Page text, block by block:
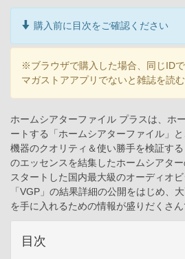
購入前に目次をご確認ください
※ブラウザで購入した場合、同じID
マガストアアプリでないと雑誌を読
ホームシアターファイル プラスは、ホ
ートする「ホームシアターファイル」
機器のクオリティ＆使い勝手を検証す
のエッセンスを結集したホームシアタ
スタートした国内最大級のオーディオ
「VGP」の結果詳細の公開をはじめ、
を手に入れるための情報が盛りだくさん
目次